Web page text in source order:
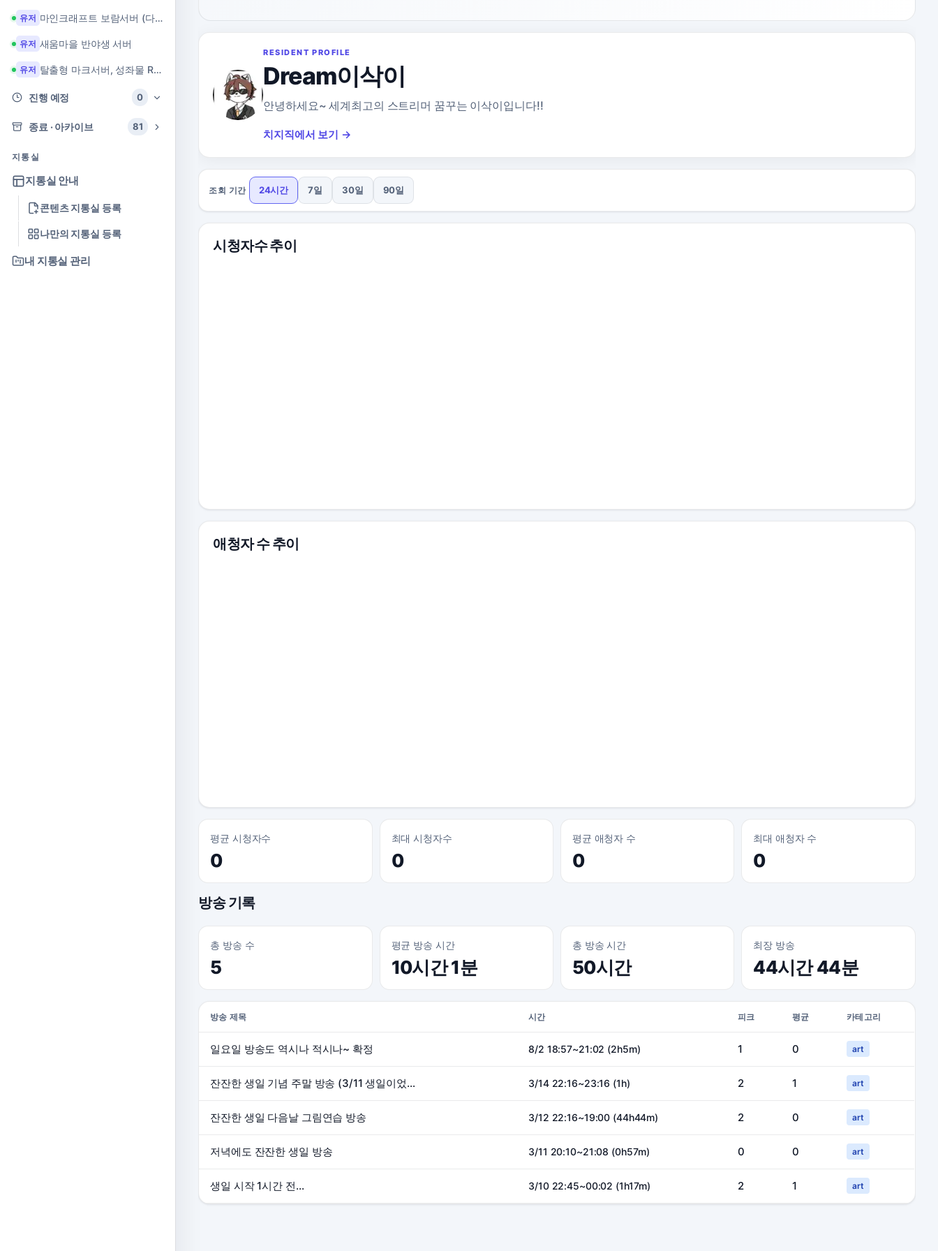
유저 마인크래프트 보람서버 (다이아 + 힐링 서버)
유저 새움마을 반야생 서버
유저 탈출형 마크서버, 성좌물 RPG 마크서버
진행 예정 0
종료 · 아카이브 81
지통실
지통실 안내
콘텐츠 지통실 등록
나만의 지통실 등록
내 지통실 관리
RESIDENT PROFILE
Dream이삭이
안녕하세요~ 세계최고의 스트리머 꿈꾸는 이삭이입니다!!
치지직에서 보기 →
조회 기간 24시간 7일 30일 90일
시청자수 추이
애청자 수 추이
평균 시청자수
0
최대 시청자수
0
평균 애청자 수
0
최대 애청자 수
0
방송 기록
총 방송 수
5
평균 방송 시간
10시간 1분
총 방송 시간
50시간
최장 방송
44시간 44분
방송 제목 시간 피크 평균 카테고리
일요일 방송도 역시나 적시나~ 확정 8/2 18:57~21:02 (2h5m) 1 0 art
잔잔한 생일 기념 주말 방송 (3/11 생일이었던 것) 3/14 22:16~23:16 (1h) 2 1 art
잔잔한 생일 다음날 그림연습 방송 3/12 22:16~19:00 (44h44m) 2 0 art
저녁에도 잔잔한 생일 방송 3/11 20:10~21:08 (0h57m) 0 0 art
생일 시작 1시간 전... 3/10 22:45~00:02 (1h17m) 2 1 art